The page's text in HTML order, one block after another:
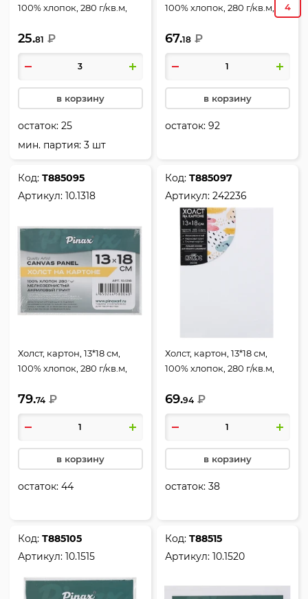
100% хлопок, 280 г/кв.м,
deVENTE, 8150428
25.81 ₽
в корзину
остаток:25
мин. партия: 3 шт
100% хлопок, 280 г/кв.м,
ХКХ1015
67.18 ₽
в корзину
остаток:92
Код:Т885095
Артикул:10.1318
Холст, картон, 13*18 см,
100% хлопок, 280 г/кв.м,
10.1318
79.74 ₽
в корзину
остаток:44
Код:Т885097
Артикул:242236
Холст, картон, 13*18 см,
100% хлопок, 280 г/кв.м,
242236
69.94 ₽
в корзину
остаток:38
Код:Т885105
Артикул:10.1515
Код:Т88515
Артикул:10.1520
4